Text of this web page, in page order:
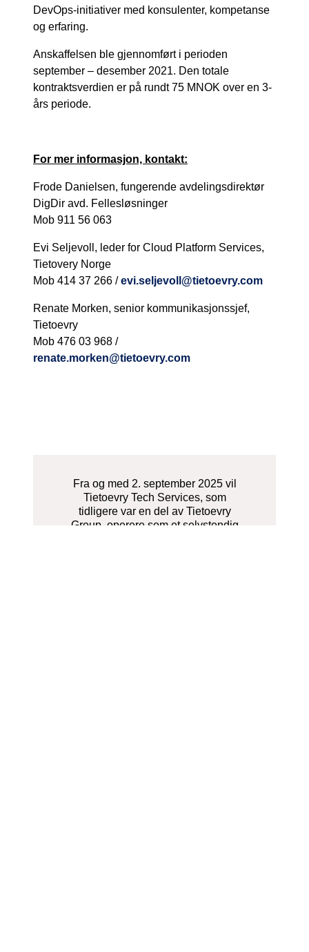
DevOps-initiativer med konsulenter, kompetanse
og erfaring.
Anskaffelsen ble gjennomført i perioden
september – desember 2021. Den totale
kontraktsverdien er på rundt 75 MNOK over en 3-
års periode.
For mer informasjon, kontakt:
Frode Danielsen, fungerende avdelingsdirektør
DigDir avd. Fellesløsninger
Mob 911 56 063
Evi Seljevoll, leder for Cloud Platform Services,
Tietovery Norge
Mob 414 37 266 /evi.seljevoll@tietoevry.com
Renate Morken, senior kommunikasjonssjef,
Tietoevry
Mob 476 03 968 /
renate.morken@tietoevry.com
Fra og med 2. september 2025 vil
Tietoevry Tech Services, som
tidligere var en del av Tietoevry
Group, operere som et selvstendig